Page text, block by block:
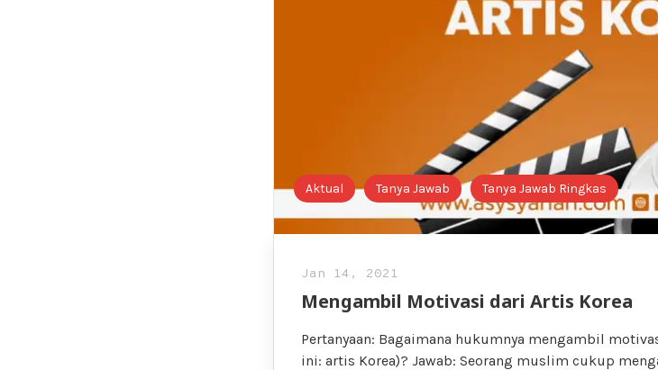
Aktual Tanya Jawab Tanya Jawab Ringkas
Jan 14, 2021
Mengambil Motivasi dari Artis Korea
Pertanyaan: Bagaimana hukumnya mengambil
ini: artis Korea)? Jawab: Seorang muslim cukup